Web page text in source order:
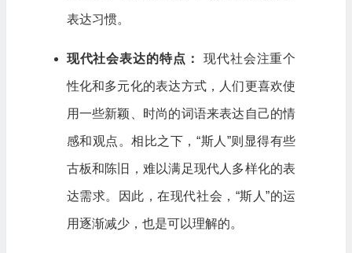
表达习惯。
现代社会表达的特点： 现代社会注重个
性化和多元化的表达方式，人们更喜欢使
用一些新颖、时尚的词语来表达自己的情
感和观点。相比之下，“斯人”则显得有些
古板和陈旧，难以满足现代人多样化的表
达需求。因此，在现代社会，“斯人”的运
用逐渐减少，也是可以理解的。